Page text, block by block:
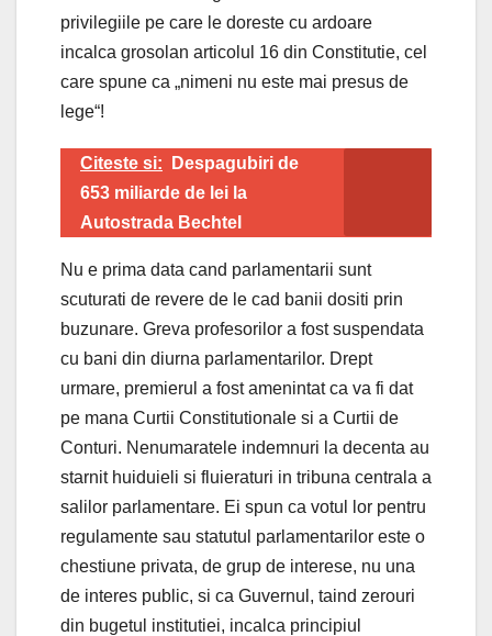
privilegiile pe care le doreste cu ardoare
incalca grosolan articolul 16 din Constitutie, cel
care spune ca „nimeni nu este mai presus de
lege“!
Citeste si:
Despagubiri de
653 miliarde de lei la
Autostrada Bechtel
Nu e prima data cand parlamentarii sunt
scuturati de revere de le cad banii dositi prin
buzunare. Greva profesorilor a fost suspendata
cu bani din diurna parlamentarilor. Drept
urmare, premierul a fost amenintat ca va fi dat
pe mana Curtii Constitutionale si a Curtii de
Conturi. Nenumaratele indemnuri la decenta au
starnit huiduieli si fluieraturi in tribuna centrala a
salilor parlamentare. Ei spun ca votul lor pentru
regulamente sau statutul parlamentarilor este o
chestiune privata, de grup de interese, nu una
de interes public, si ca Guvernul, taind zerouri
din bugetul institutiei, incalca principiul